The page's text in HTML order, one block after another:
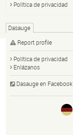
Política de privacidad
Dasauge
Report profile
Política de privacidad
Enlázanos
Dasauge en Facebook